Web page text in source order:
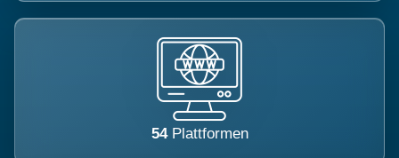
54 Plattformen